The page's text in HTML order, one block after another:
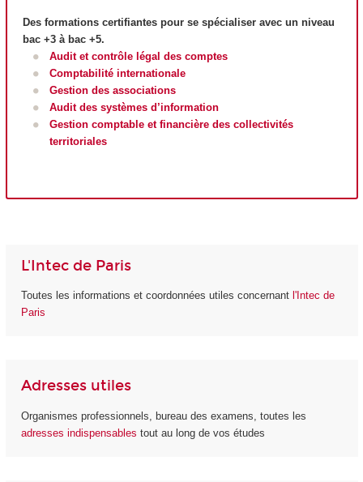
Des formations certifiantes pour se spécialiser avec un niveau
bac +3 à bac +5.
Audit et contrôle légal des comptes
Comptabilité internationale
Gestion des associations
Audit des systèmes d’information
Gestion comptable et financière des collectivités
territoriales
L'Intec de Paris
Toutes les informations et coordonnées utiles concernant l'Intec de
Paris
Adresses utiles
Organismes professionnels, bureau des examens, toutes les
adresses indispensables tout au long de vos études